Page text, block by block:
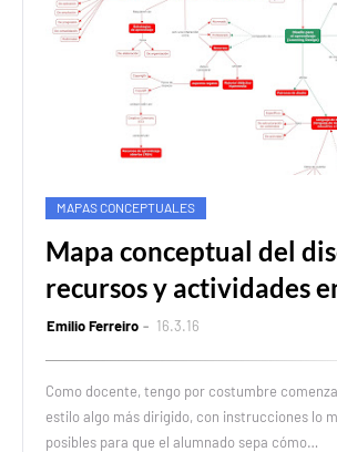
MAPAS CONCEPTUALES
Mapa conceptual del
recursos y actividades
Emilio Ferreiro 16.3.16
Como docente, tengo por costumbre
estilo algo más dirigido, con instrucciones lo
posibles para que el alumnado sepa cómo…